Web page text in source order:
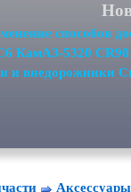
способов
КамАЗ-5320
внедорожники